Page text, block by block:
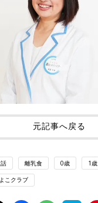
元記事へ戻る
離乳食 0歳 1歳
こクラブ